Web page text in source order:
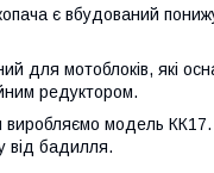
є вбудований
для мотоблоків, які
редуктором.
модель
від бадилля.